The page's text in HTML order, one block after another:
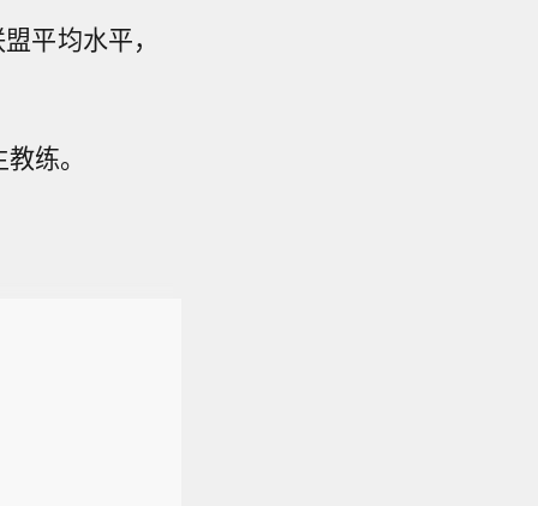
平均水平，
练。